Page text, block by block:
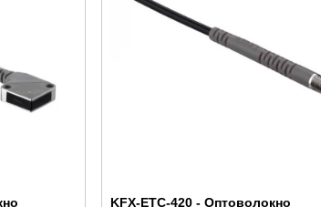
KFX-ETC-420 - Оптоволокно